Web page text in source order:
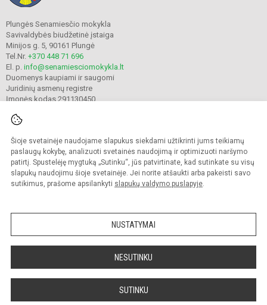
Šioje svetainėje naudojame slapukus siekdami užtikrinti jums teikiamų
paslaugų kokybę, analizuoti svetainės naudojimą ir optimizuoti naršymo
patirtį. Spustelėję mygtuką „Sutinku“, jūs patvirtinate, kad sutinkate su visų
slapukų naudojimu šioje svetainėje. Jei norite atšaukti arba pakeisti savo
sutikimus, prašome apsilankyti slapukų valdymo puslapyje.
NUSTATYMAI
NESUTINKU
SUTINKU
Plungės Senamiesčio mokykla
Savivaldybės biudžetinė įstaiga
Minijos g. 5, 90161 Plungė
Tel.Nr. +370 448 71 696
El. p. info@senamiesciomokykla.lt
Duomenys kaupiami ir saugomi
Juridinių asmenų registre
Įmonės kodas 291130450
© 2022. Plungės Senamiesčio mokykla. Visos teisės saugomos.
Kopijuoti turinį be raštiško gimnazijos sutikimo griežtai draudžiama.
Prieinamumo paraiška Slapukų valdymas
Sumanus būdas atnaujinti